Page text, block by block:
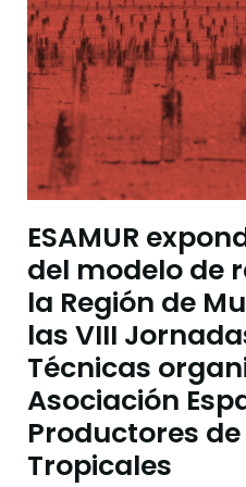
ESAMUR
del modelo de
la Región de
las VIII
Técnicas
Asociación
Productores
Tropicales